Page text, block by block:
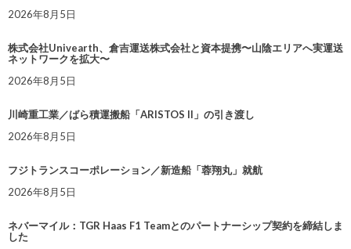
2026年8月5日
株式会社Univearth、倉吉運送株式会社と資本提携〜山陰エリアへ実運送
ネットワークを拡大〜
2026年8月5日
川崎重工業／ばら積運搬船「ARISTOS II」の引き渡し
2026年8月5日
フジトランスコーポレーション／新造船「蓉翔丸」就航
2026年8月5日
ネバーマイル：TGR Haas F1 Teamとのパートナーシップ契約を締結しま
した